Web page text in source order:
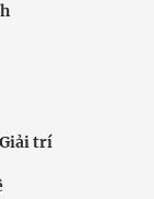
trí